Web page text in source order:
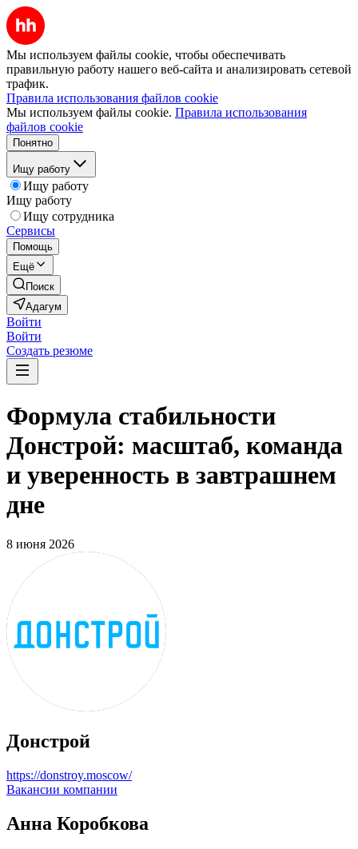
Мы используем файлы cookie, чтобы обеспечивать
правильную работу нашего веб-сайта и анализировать сетевой
трафик.
Правила использования файлов cookie
Мы используем файлы cookie. Правила использования
файлов cookie
Понятно
Ищу работу
Ищу работу
Ищу работу
Ищу сотрудника
Сервисы
Помощь
Ещё
Поиск
Адагум
Войти
Войти
Создать резюме
Формула стабильности
Донстрой: масштаб, команда
и уверенность в завтрашнем
дне
8 июня 2026
Донстрой
https://donstroy.moscow/
Вакансии компании
Анна Коробкова